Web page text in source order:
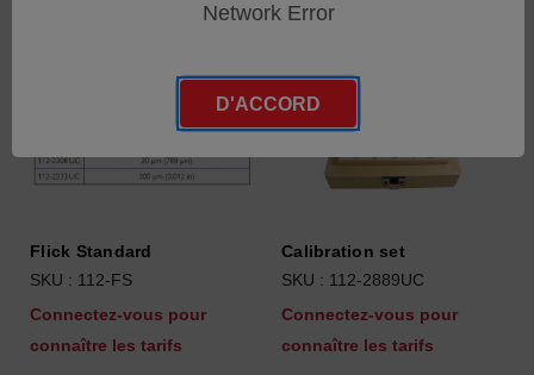
Flick Standard
SKU : 112-FS
Connectez-vous pour
connaître les tarifs
Calibration set
SKU : 112-2889UC
Connectez-vous pour
connaître les tarifs
Network Error
D'ACCORD